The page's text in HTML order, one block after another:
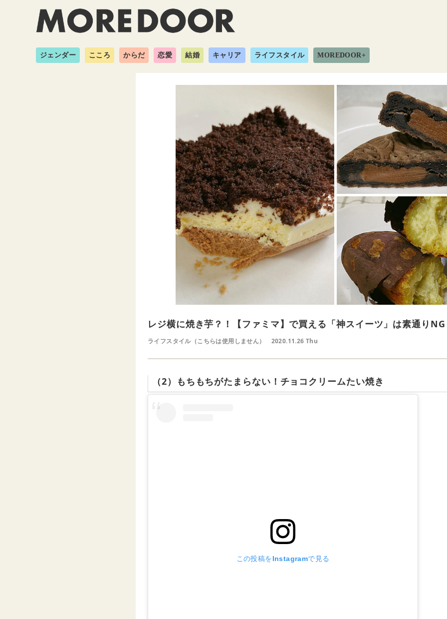
ジェンダー こころ からだ 恋愛 結婚 キャリア ライフスタイル MOREDOOR+
レジ横に焼き芋？！【ファミマ】で買える「神スイーツ」は素通り
ライフスタイル（こちらは使用しません） 2020.11.26 Thu
（2）もちもちがたまらない！チョコクリームたい焼き
この投稿をInstagramで見る